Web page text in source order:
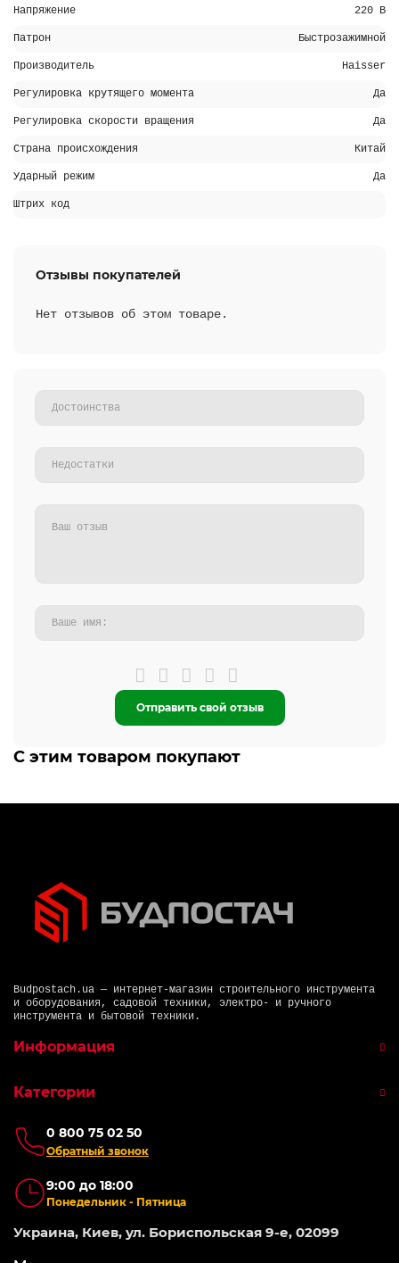
Напряжение 220 В
Патрон Быстрозажимной
Производитель Haisser
Регулировка крутящего момента Да
Регулировка скорости вращения Да
Страна происхождения Китай
Ударный режим Да
Штрих код
Отзывы покупателей
Нет отзывов об этом товаре.
Отправить свой отзыв
С этим товаром покупают
Budpostach.ua — интернет-магазин строительного инструмента
и оборудования, садовой техники, электро- и ручного
инструмента и бытовой техники.
0 800 75 02 50
Обратный звонок
9:00 до 18:00
Понедельник - Пятница
Украина, Киев, ул. Бориспольская 9-е, 02099
Информация
Категории